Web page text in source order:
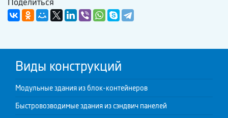
Виды конструкций
Модульные здания из блок-контейнеров
Быстровозводимые здания из сэндвич панелей